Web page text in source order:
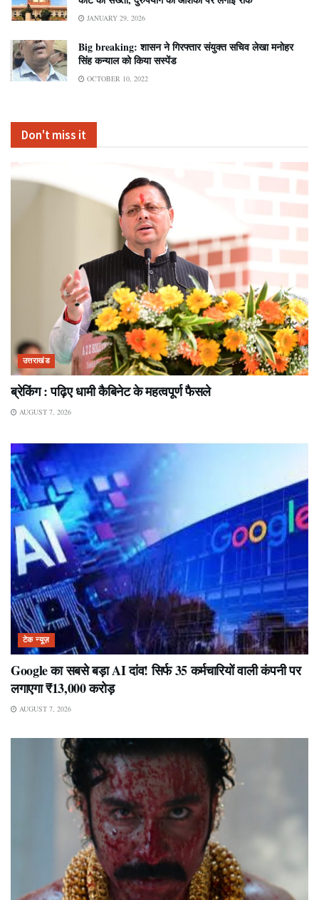
JANUARY 29, 2026
Big breaking: शासन ने गिरफ्तार संयुक्त सचिव लेखा मनोहर
सिंह कन्याल को किया सस्पेंड
OCTOBER 10, 2022
Don't miss it
उत्तराखंड
ब्रेकिंग : पढ़िए धामी कैबिनेट के महत्वपूर्ण फैसले
AUGUST 7, 2026
टेक न्यूज़
Google का सबसे बड़ा AI दांव! सिर्फ 35 कर्मचारियों वाली कंपनी पर
लगाएगा ₹13,000 करोड़
AUGUST 7, 2026